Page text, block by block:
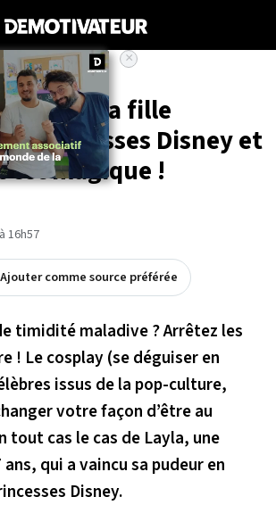
Cinema
sa fille
princesses Disney et
magique !
16h57
Ajouter comme source préférée
timidité maladive ? Arrêtez les
! Le cosplay (se déguiser en
issus de la pop-culture,
votre façon d’être au
tout cas le cas de Layla, une
qui a vaincu sa pudeur en
Disney.
×